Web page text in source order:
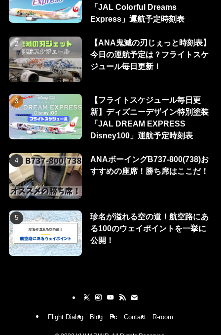
「JAL Colorful Dreams
Express」運航予定時刻表
【ANA鬼滅の刃じぇっと時刻表】
今日の運航予定は？フライトスケ
ジュール毎日更新！
【フライトスケジュール毎日更
新】ディズニーデザイン特別塗装
「JAL DREAM EXPRESS
Disney100」運航予定時刻表
ANAボーイングB737-800(738)お
すすめの座席！勝ち席はここだ！
珍名が溢れる空の道！航空路にあ
る100のウェイポイントを一挙に
公開！
Flight Dialog Blog Ec Contact R-room